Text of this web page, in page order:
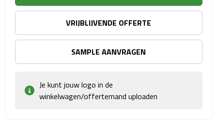
Reissetjes
Paspoorthouders
Auto Accessoires
Auto luchtverfrissers
VRIJBLIJVENDE OFFERTE
SAMPLE AANVRAGEN
Je kunt jouw logo in de
winkelwagen/offertemand uploaden